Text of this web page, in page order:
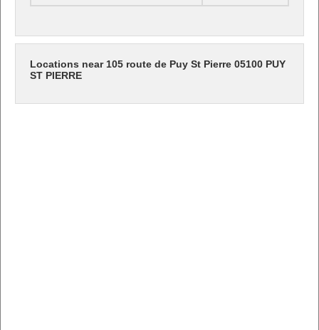
Locations near 105 route de Puy St Pierre 05100 PUY
ST PIERRE